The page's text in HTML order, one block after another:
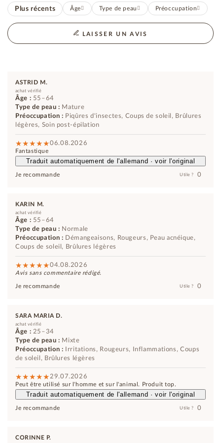
Plus récents Âge Type de peau Préoccupation
LAISSER UN AVIS
ASTRID M.
achat vérifié
Âge : 55–64
Type de peau : Mature
Préoccupation : Piqûres d'insectes, Coups de soleil, Brûlures
légères, Soin post-épilation
06.08.2026
Fantastique
Traduit automatiquement de l'allemand · voir l'original
Je recommande Utile ? 0
KARIN M.
achat vérifié
Âge : 55–64
Type de peau : Normale
Préoccupation : Démangeaisons, Rougeurs, Peau acnéique,
Coups de soleil, Brûlures légères
04.08.2026
Avis sans commentaire rédigé.
Je recommande Utile ? 0
SARA MARIA D.
achat vérifié
Âge : 25–34
Type de peau : Mixte
Préoccupation : Irritations, Rougeurs, Inflammations, Coups
de soleil, Brûlures légères
29.07.2026
Peut être utilisé sur l'homme et sur l'animal. Produit top.
Traduit automatiquement de l'allemand · voir l'original
Je recommande Utile ? 0
CORINNE P.